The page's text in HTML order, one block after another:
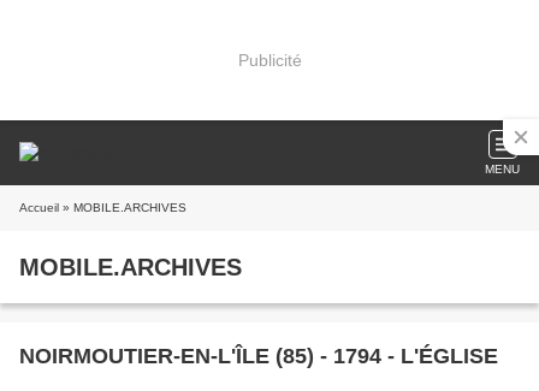
Publicité
MENU
Accueil » MOBILE.ARCHIVES
MOBILE.ARCHIVES
NOIRMOUTIER-EN-L'ÎLE (85) - 1794 - L'ÉGLISE